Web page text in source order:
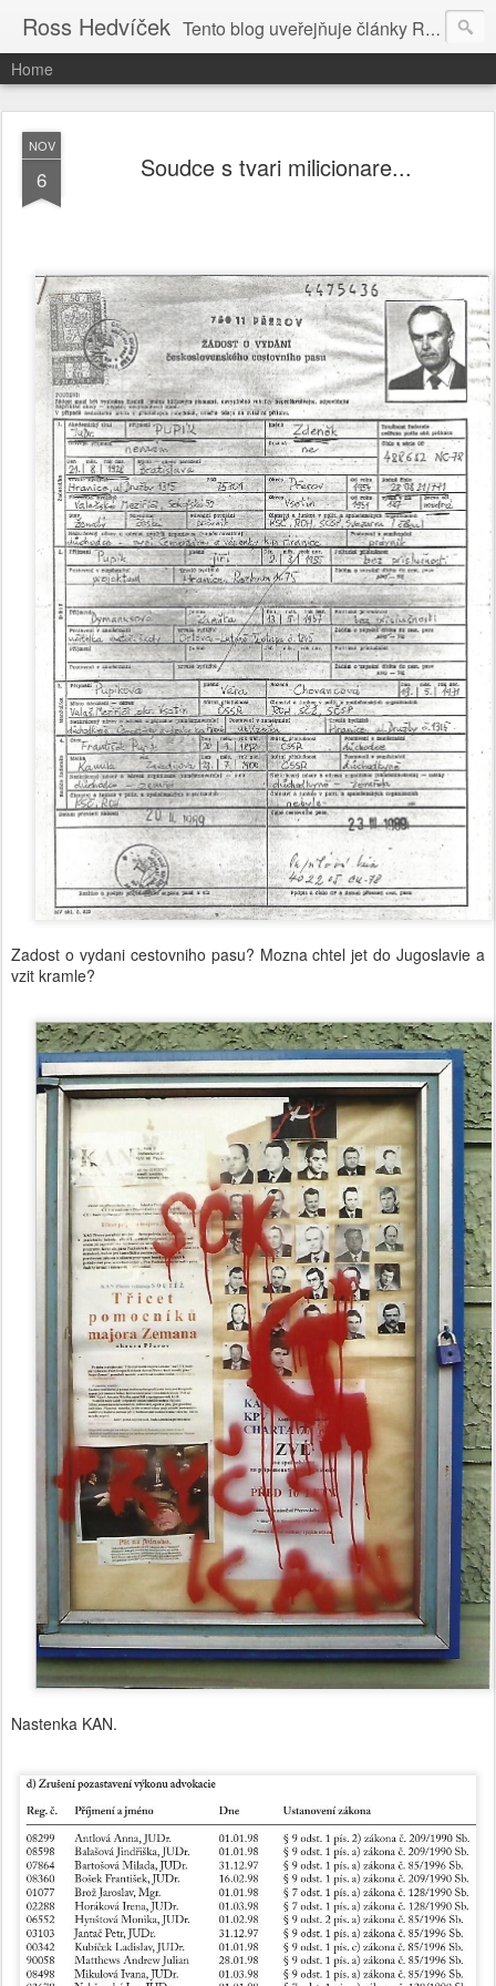
Ross Hedvíček Tento blog uveřejňuje články Ross Hedvíčka v češtině (pokud budu mit naladu) - s editacni pomoci Ludvika Dedika.
Home
NOV
6 Soudce s tvari milicionare...
Zadost o vydani cestovniho pasu? Mozna chtel jet do Jugoslavie a
vzit kramle?
Nastenka KAN.